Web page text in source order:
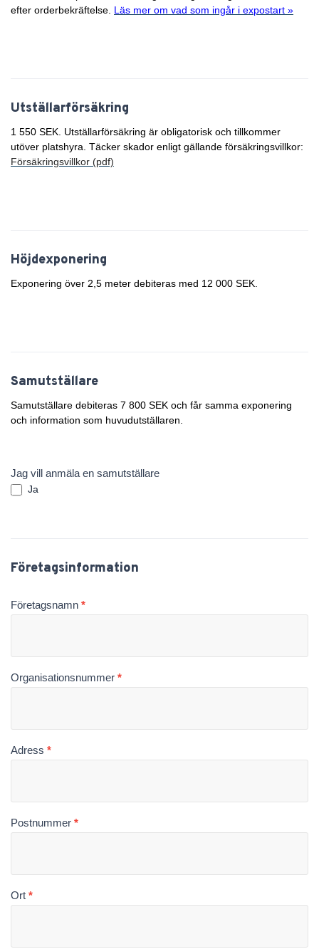
efter orderbekräftelse. Läs mer om vad som ingår i expostart »
Utställarförsäkring
1 550 SEK. Utställarförsäkring är obligatorisk och tillkommer
utöver platshyra. Täcker skador enligt gällande försäkringsvillkor:
Försäkringsvillkor (pdf)
Höjdexponering
Exponering över 2,5 meter debiteras med 12 000 SEK.
Samutställare
Samutställare debiteras 7 800 SEK och får samma exponering
och information som huvudutställaren.
Jag vill anmäla en samutställare
Ja
Företagsinformation
Företagsnamn *
Organisationsnummer *
Adress *
Postnummer *
Ort *